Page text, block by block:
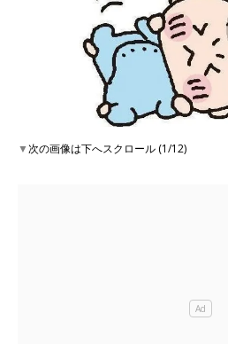
▼次の画像は下へスクロール (1/12)